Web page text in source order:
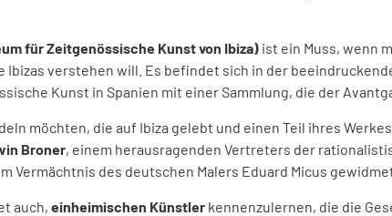
für Zeitgenössische Kunst von Ibiza) ist ein Muss, wenn
verstehen will. Es befindet sich in der
Kunst in Spanien mit einer Sammlung, die der
möchten, die auf Ibiza gelebt und einen Teil ihres
Broner, einem herausragenden Vertreters der
Vermächtnis des deutschen Malers Eduard Micus
auch, einheimischen Künstler kennenzulernen, die die